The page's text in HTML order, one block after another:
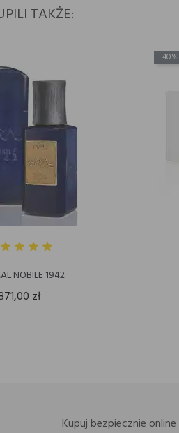
TAKŻE:
NOBILE 1942
zł
-40%
Kupuj bezpiecznie online